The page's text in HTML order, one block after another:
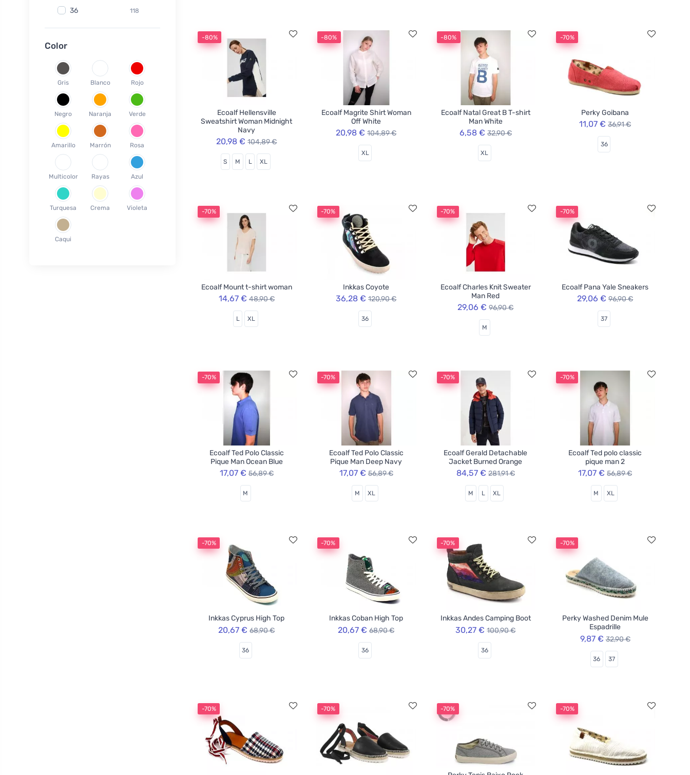
Officina Naturae 6
OnlyBio 1
Endles by Econea 3
Pinke Welle 3
1
Jack n Jill 35
5
1
Circular Cup 1
Neobotanics 17
36 118
37
40 58
65
42 35
43 26
44
45 18
46
XS 3
S
M 39
L
XL
Color
Gris Blanco Rojo
Negro Naranja Verde
Amarillo Marrón Rosa
Multicolor Rayas Azul
Turquesa Crema Violeta
Caqui
-80%
Ecoalf Hellensville
Sweatshirt Woman Midnight
Navy
20,98 € 104,89 €
S M L XL
-80%
Ecoalf Magrite Shirt Woman
Off White
20,98 € 104,89 €
XL
-80%
Ecoalf Natal Great B T-shirt
Man White
6,58 € 32,90 €
XL
-70%
Perky Goibana
11,07 € 36,91 €
36
-70%
Ecoalf Mount t-shirt woman
14,67 € 48,90 €
L XL
-70%
Inkkas Coyote
36,28 € 120,90 €
36
-70%
Ecoalf Charles Knit Sweater
Man Red
29,06 € 96,90 €
M
-70%
Ecoalf Pana Yale Sneakers
29,06 € 96,90 €
37
-70%
Ecoalf Ted Polo Classic
Pique Man Ocean Blue
17,07 € 56,89 €
M
-70%
Ecoalf Ted Polo Classic
Pique Man Deep Navy
17,07 € 56,89 €
M XL
-70%
Ecoalf Gerald Detachable
Jacket Burned Orange
84,57 € 281,91 €
M L XL
-70%
Ecoalf Ted polo classic
pique man 2
17,07 € 56,89 €
M XL
-70%
Inkkas Cyprus High Top
20,67 € 68,90 €
36
-70%
Inkkas Coban High Top
20,67 € 68,90 €
36
-70%
Inkkas Andes Camping Boot
30,27 € 100,90 €
36
-70%
Perky Washed Denim Mule
Espadrille
9,87 € 32,90 €
36 37
-70% -70% -70% -70%